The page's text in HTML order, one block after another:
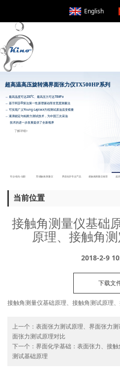
English
超高温高压旋转滴
→ 最高温度可达200℃、最高压力可
→ 基于阿莎®算法第一性原理驱动
技术的进一步发展提供了全新视
了解详细>
当前位置
接触角测量仪基础
原理、接触角
2018-2-9
下载文
接触角测量仪基础原理、接触角测试原理
上一个： 表面张力测试原理、界面张力测
面张力测试原理对比
下一个： 界面化学基础：表面张力、接
测试基础原理